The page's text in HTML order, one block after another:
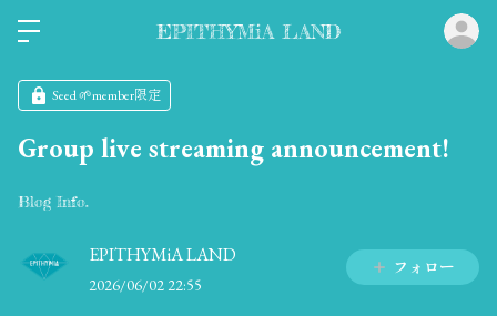
EPITHYMiA LAND
Seed 🌱member限定
Group live streaming announcement!
Blog Info.
EPITHYMiA LAND
2026/06/02 22:55
フォロー